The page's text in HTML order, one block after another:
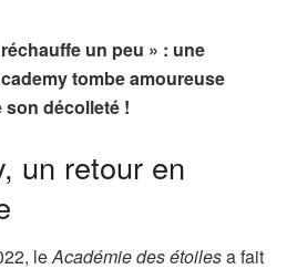
un peu » : une
tombe amoureuse
son décolleté !
un retour en
leAcadémie des étoilesa fait